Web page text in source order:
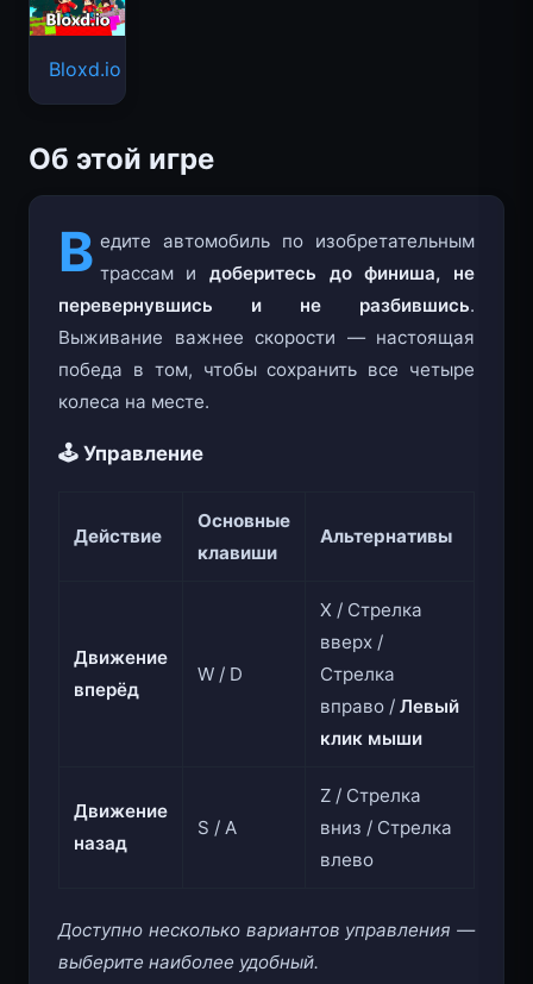
Bloxd.io
Об этой игре
В едите автомобиль по изобретательным
трассам и доберитесь до финиша, не
перевернувшись и не разбившись.
Выживание важнее скорости — настоящая
победа в том, чтобы сохранить все четыре
колеса на месте.
🕹️ Управление
Действие
Основные
клавиши
Альтернативы
Движение
вперёд
W / D
X / Стрелка
вверх /
Стрелка
вправо / Левый
клик мыши
Движение
назад
S / A
Z / Стрелка
вниз / Стрелка
влево
Доступно несколько вариантов управления —
выберите наиболее удобный.